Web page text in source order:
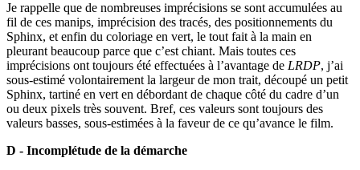
Je rappelle que de nombreuses imprécisions se sont accumulées au
fil de ces manips, imprécision des tracés, des positionnements du
Sphinx, et enfin du coloriage en vert, le tout fait à la main en
pleurant beaucoup parce que c’est chiant. Mais toutes ces
imprécisions ont toujours été effectuées à l’avantage de LRDP, j’ai
sous-estimé volontairement la largeur de mon trait, découpé un petit
Sphinx, tartiné en vert en débordant de chaque côté du cadre d’un
ou deux pixels très souvent. Bref, ces valeurs sont toujours des
valeurs basses, sous-estimées à la faveur de ce qu’avance le film.
D - Incomplétude de la démarche